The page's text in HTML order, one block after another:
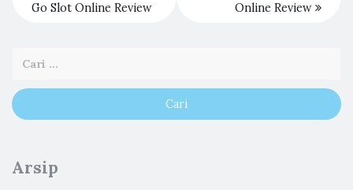
Go Slot Online Review
Online Review
Arsip